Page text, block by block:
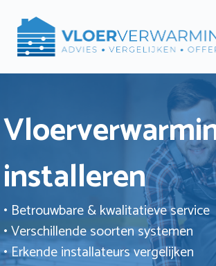
naar
installeren
• Betrouwbare & kwalitatieve service
• Verschillende soorten systemen
• Erkende installateurs vergelijken